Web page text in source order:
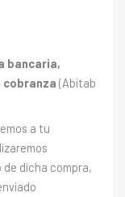
bancaria,
cobranza (Abitab
a tu
dicha compra,